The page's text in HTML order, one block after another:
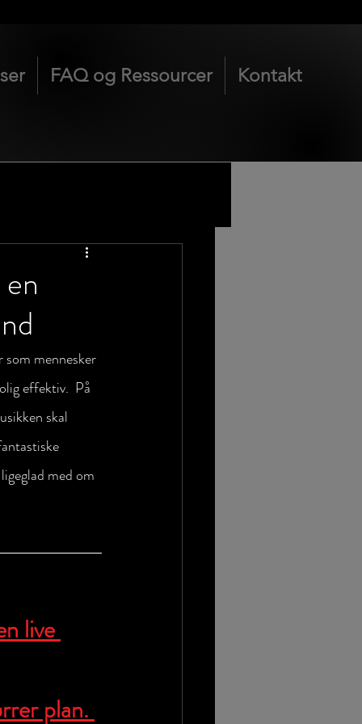
FAQ og Ressourcer Kontakt
mennesker
effektiv.  På
skal
med om
live
plan.